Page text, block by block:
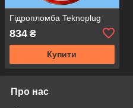
Гідропломба Teknoplug
834 ₴
Купити
Про нас